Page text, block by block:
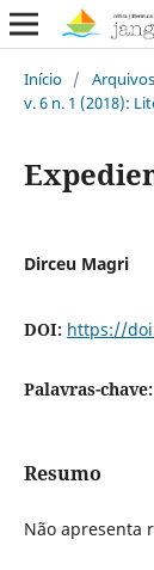
Início / Arquivos
v. 6 n. 1 (2018):
Dirceu Magri
DOI: https://
Palavras-chave:
Resumo
Não apresenta